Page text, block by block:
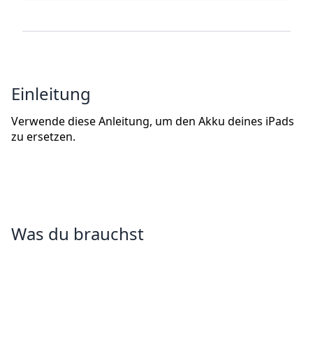
Einleitung
Verwende diese Anleitung, um den Akku deines iPads
zu ersetzen.
Was du brauchst